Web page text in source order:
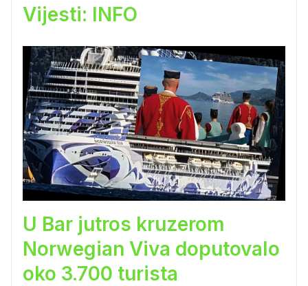
Vijesti: INFO
U Bar jutros kruzerom
Norwegian Viva doputovalo
oko 3.700 turista